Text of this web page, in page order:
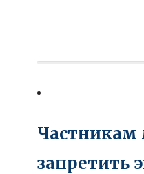
Частникам
запретить